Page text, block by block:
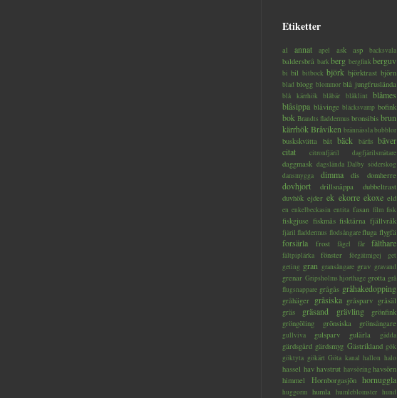
Etiketter
al annat apel ask asp backsvala
baldersbrå barkberg bergfinkberguv
bi bil bitbock björk björktrast björn
blad blogg blommor blå jungfruslända
blå kärrhök blåbär blåklint
blåmes
blåsippa blåvinge bläcksvamp bofink
bok Brandts fladdermus bronsibis brun
kärrhökBråviken brännässlabubblor
buskskvätta båt bäck bärfis bäver
citat
citronfjäril dagfjärilsmätare
daggmask dagslända Dalby söderskog
dansmygga
dimma dis domherre
dovhjort drillsnäppa
dubbeltrast
duvhök ejder ek ekorre ekoxe eld
en enkelbeckasin entita fasan film fisk
fiskgjuse fiskmås fisktärna fjällvråk
fjäril fladdermus flodsångarefluga flygfä
forsärla frost fågel får fälthare
fältpiplärka fönster förgätmigej
get
geting gran gransångare grav gravand
grenar Gripsholms hjorthage grotta grå
flugsnappare grågås gråhakedopping
gråhäger gråsiska gråsparv gråsäl
gräs
gräsand grävling
grönfink
gröngöling
grönsiska grönsångare
gullviva gulsparv gulärla gädda
gärdsgård gärdsmyg Gästrikland gök
göktyta gökärt Göta kanal hallon halo
hassel hav havstrut havsöring havsörn
himmel
Hornborgasjön hornuggla
huggorm humla humleblomster hund